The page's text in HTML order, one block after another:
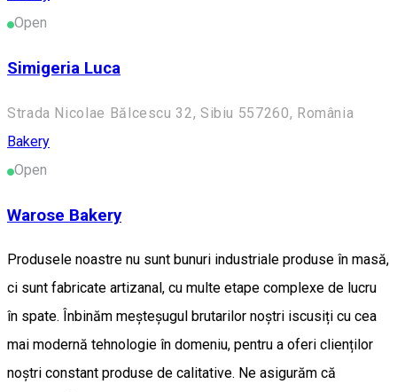
Open
Simigeria Luca
Strada Nicolae Bălcescu 32, Sibiu 557260, România
Bakery
Open
Warose Bakery
Produsele noastre nu sunt bunuri industriale produse în masă,
ci sunt fabricate artizanal, cu multe etape complexe de lucru
în spate. Înbinăm meșteșugul brutarilor noștri iscusiți cu cea
mai modernă tehnologie în domeniu, pentru a oferi clienților
noștri constant produse de calitative. Ne asigurăm că